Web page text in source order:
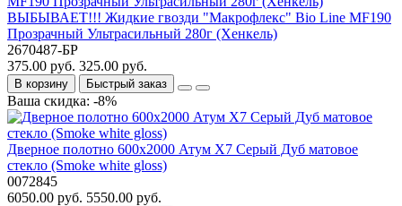
ВЫБЫВАЕТ!!! Жидкие гвозди "Макрофлекс" Bio Line MF190
Прозрачный Ультрасильный 280г (Хенкель)
2670487-БР
375.00 руб. 325.00 руб.
В корзину Быстрый заказ
Ваша скидка: -8%
Дверное полотно 600x2000 Атум Х7 Серый Дуб матовое
стекло (Smoke white gloss)
0072845
6050.00 руб. 5550.00 руб.